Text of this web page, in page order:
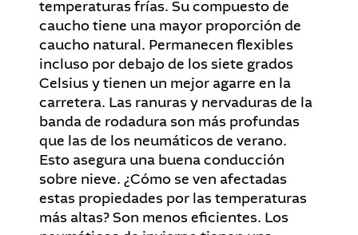
temperaturas frías. Su compuesto de
caucho tiene una mayor proporción de
caucho natural. Permanecen flexibles
incluso por debajo de los siete grados
Celsius y tienen un mejor agarre en la
carretera. Las ranuras y nervaduras de la
banda de rodadura son más profundas
que las de los neumáticos de verano.
Esto asegura una buena conducción
sobre nieve. ¿Cómo se ven afectadas
estas propiedades por las temperaturas
más altas? Son menos eficientes. Los